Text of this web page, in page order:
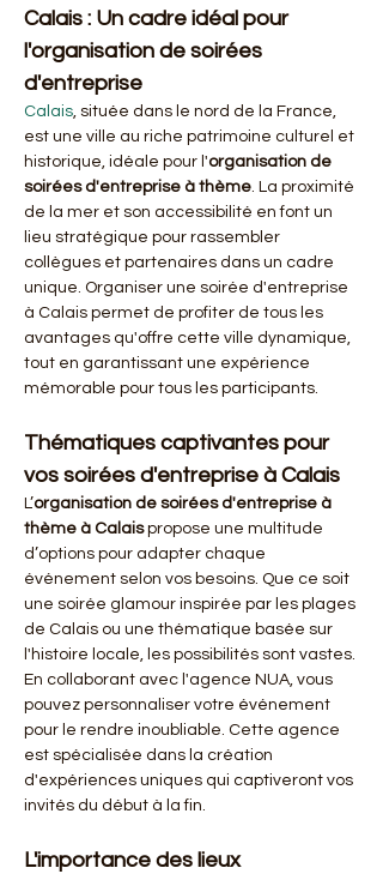
Calais : Un cadre idéal pour
l'organisation de soirées
d'entreprise
Calais, située dans le nord de la France,
est une ville au riche patrimoine culturel et
historique, idéale pour l'organisation de
soirées d'entreprise à thème. La proximité
de la mer et son accessibilité en font un
lieu stratégique pour rassembler
collègues et partenaires dans un cadre
unique. Organiser une soirée d'entreprise
à Calais permet de profiter de tous les
avantages qu'offre cette ville dynamique,
tout en garantissant une expérience
mémorable pour tous les participants.
Thématiques captivantes pour
vos soirées d'entreprise à Calais
L’organisation de soirées d'entreprise à
thème à Calais propose une multitude
d’options pour adapter chaque
événement selon vos besoins. Que ce soit
une soirée glamour inspirée par les plages
de Calais ou une thématique basée sur
l'histoire locale, les possibilités sont vastes.
En collaborant avec l'agence NUA, vous
pouvez personnaliser votre événement
pour le rendre inoubliable. Cette agence
est spécialisée dans la création
d'expériences uniques qui captiveront vos
invités du début à la fin.
L'importance des lieux